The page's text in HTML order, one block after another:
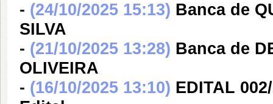
- (24/10/2025 15:13) Banca de
SILVA
- (21/10/2025 13:28) Banca de
OLIVEIRA
- (16/10/2025 13:10) EDITAL